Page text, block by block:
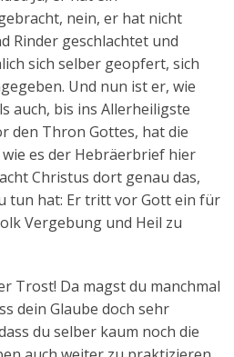
nein, er hat nicht
Rinder geschlachtet und
sich selber geopfert, sich
Und nun ist er, wie
auch, bis ins Allerheiligste
den Thron Gottes, hat die
es der Hebräerbrief hier
Christus dort genau das,
tun hat: Er tritt vor Gott ein für
Vergebung und Heil zu
Trost! Da magst du manchmal
dein Glaube doch sehr
du selber kaum noch die